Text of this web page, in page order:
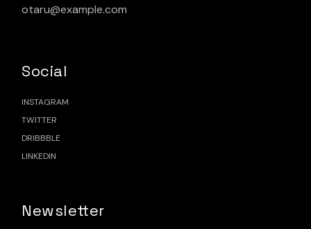
otaru@example.com
Social
INSTAGRAM
TWITTER
DRIBBBLE
LINKEDIN
Newsletter